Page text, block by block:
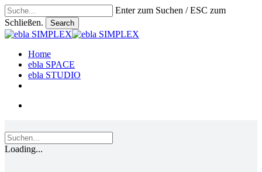
Skip
to
main
content
Enter zum Suchen / ESC zum
Schließen.
Search
Close
search
Menu
Home
ebla SPACE
ebla STUDIO
Loading...